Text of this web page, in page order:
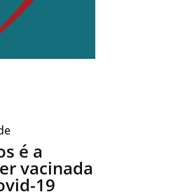
é a
vacinada
19